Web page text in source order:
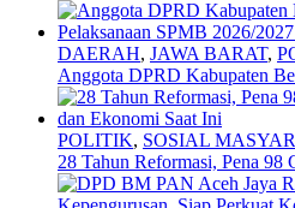
DAERAH, JAWA BARAT,
Anggota DPRD Kabupaten
POLITIK, SOSIAL
28 Tahun Reformasi, Pena 98